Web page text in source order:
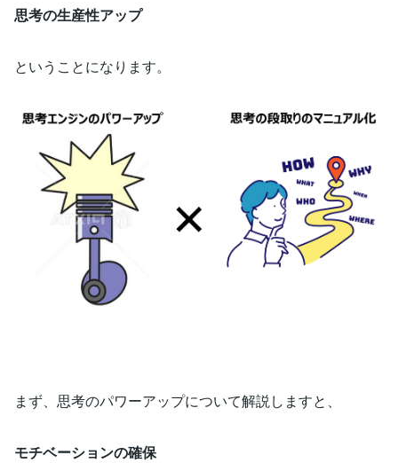
思考の生産性アップ
ということになります。
まず、思考のパワーアップについて解説しますと、
モチベーションの確保